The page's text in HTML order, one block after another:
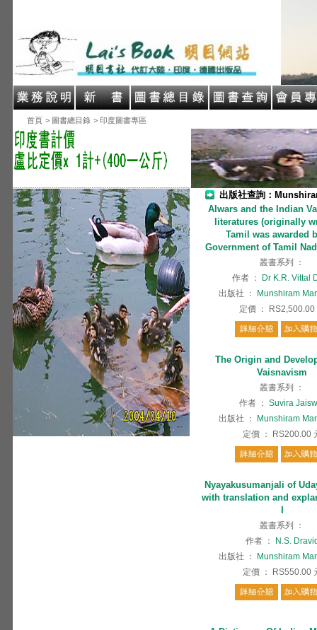
首頁 > 圖書總目錄 > 印度圖書專區
出版社查詢：
Alwars and the Indian
literatures (originally
Tamil was awarded
Government of Tamil
叢書系列
：
作者 ：
Dr K.R. Vittal
出版社
：
Munshiram
定價 ： RS2,500.00
The Origin and
Vaisnavism
叢書系列
：
作者 ：
Suvira
出版社
：
Munshiram
定價 ： RS200.00
Nyayakusumanjali of
with translation and
叢書系列
：
作者 ：
N.S.
出版社
：
Munshiram
定價 ： RS550.00